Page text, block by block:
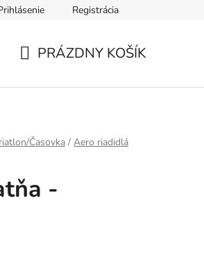
Registrácia
PRÁZDNY KOŠÍK
Časovka / Aero riadidlá
-